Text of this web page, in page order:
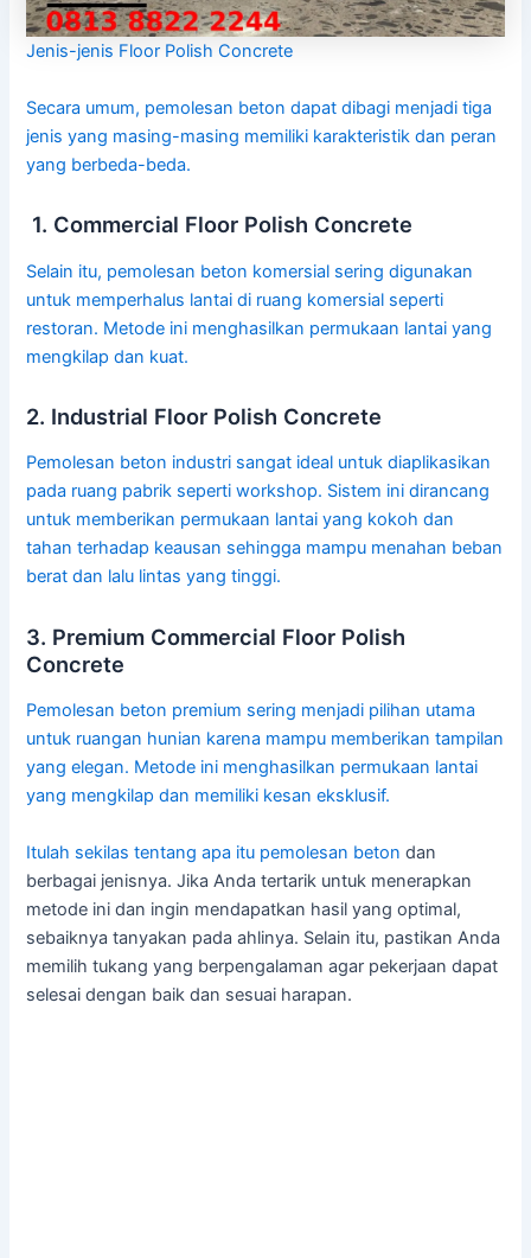
Jenis-jenis Floor Polish Concrete
Secara umum, pemolesan beton dapat dibagi menjadi tiga
jenis yang masing-masing memiliki karakteristik dan peran
yang berbeda-beda.
1. Commercial Floor Polish Concrete
Selain itu, pemolesan beton komersial sering digunakan
untuk memperhalus lantai di ruang komersial seperti
restoran. Metode ini menghasilkan permukaan lantai yang
mengkilap dan kuat.
2. Industrial Floor Polish Concrete
Pemolesan beton industri sangat ideal untuk diaplikasikan
pada ruang pabrik seperti workshop. Sistem ini dirancang
untuk memberikan permukaan lantai yang kokoh dan
tahan terhadap keausan sehingga mampu menahan beban
berat dan lalu lintas yang tinggi.
3. Premium Commercial Floor Polish
Concrete
Pemolesan beton premium sering menjadi pilihan utama
untuk ruangan hunian karena mampu memberikan tampilan
yang elegan. Metode ini menghasilkan permukaan lantai
yang mengkilap dan memiliki kesan eksklusif.
Itulah sekilas tentang apa itu pemolesan beton dan
berbagai jenisnya. Jika Anda tertarik untuk menerapkan
metode ini dan ingin mendapatkan hasil yang optimal,
sebaiknya tanyakan pada ahlinya. Selain itu, pastikan Anda
memilih tukang yang berpengalaman agar pekerjaan dapat
selesai dengan baik dan sesuai harapan.